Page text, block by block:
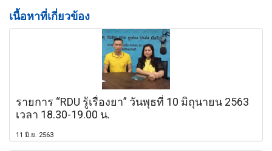
เนื้อหาที่เกี่ยวข้อง
รายการ “RDU รู้เรื่องยา” วันพุธที่ 10 มิถุนายน 2563
เวลา 18.30-19.00 น.
11 มิ.ย. 2563